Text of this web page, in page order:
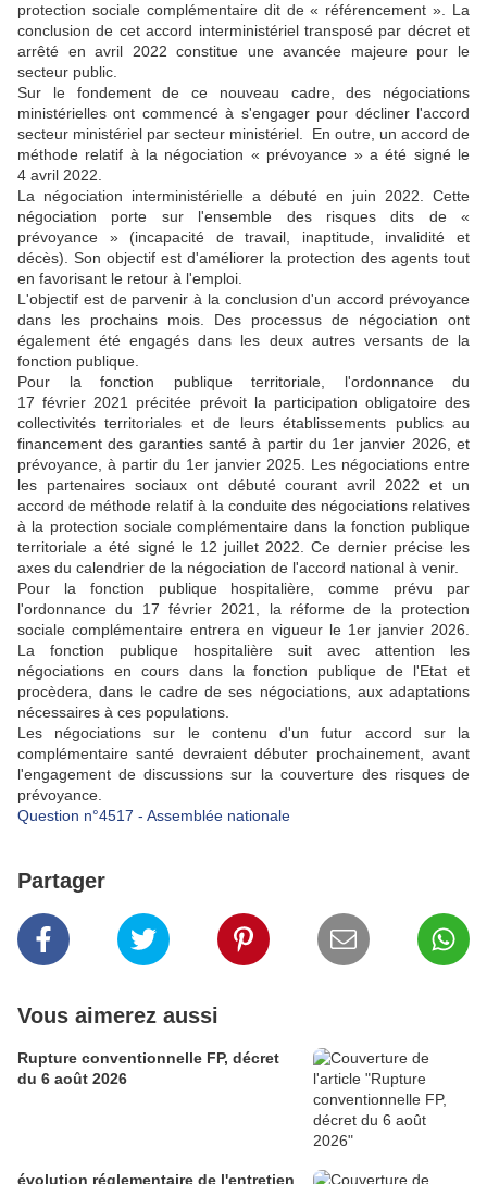
protection sociale complémentaire dit de « référencement ». La
conclusion de cet accord interministériel transposé par décret et
arrêté en avril 2022 constitue une avancée majeure pour le
secteur public.
Sur le fondement de ce nouveau cadre, des négociations
ministérielles ont commencé à s'engager pour décliner l'accord
secteur ministériel par secteur ministériel. En outre, un accord de
méthode relatif à la négociation « prévoyance » a été signé le
4 avril 2022.
La négociation interministérielle a débuté en juin 2022. Cette
négociation porte sur l'ensemble des risques dits de «
prévoyance » (incapacité de travail, inaptitude, invalidité et
décès). Son objectif est d'améliorer la protection des agents tout
en favorisant le retour à l'emploi.
L'objectif est de parvenir à la conclusion d'un accord prévoyance
dans les prochains mois. Des processus de négociation ont
également été engagés dans les deux autres versants de la
fonction publique.
Pour la fonction publique territoriale, l'ordonnance du
17 février 2021 précitée prévoit la participation obligatoire des
collectivités territoriales et de leurs établissements publics au
financement des garanties santé à partir du 1er janvier 2026, et
prévoyance, à partir du 1er janvier 2025. Les négociations entre
les partenaires sociaux ont débuté courant avril 2022 et un
accord de méthode relatif à la conduite des négociations relatives
à la protection sociale complémentaire dans la fonction publique
territoriale a été signé le 12 juillet 2022. Ce dernier précise les
axes du calendrier de la négociation de l'accord national à venir.
Pour la fonction publique hospitalière, comme prévu par
l'ordonnance du 17 février 2021, la réforme de la protection
sociale complémentaire entrera en vigueur le 1er janvier 2026.
La fonction publique hospitalière suit avec attention les
négociations en cours dans la fonction publique de l'Etat et
procèdera, dans le cadre de ses négociations, aux adaptations
nécessaires à ces populations.
Les négociations sur le contenu d'un futur accord sur la
complémentaire santé devraient débuter prochainement, avant
l'engagement de discussions sur la couverture des risques de
prévoyance.
Question n°4517 - Assemblée nationale
Partager
Vous aimerez aussi
Rupture conventionnelle FP, décret
du 6 août 2026
évolution réglementaire de l'entretien